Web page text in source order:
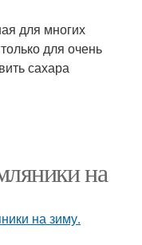
для многих
для очень
сахара
на